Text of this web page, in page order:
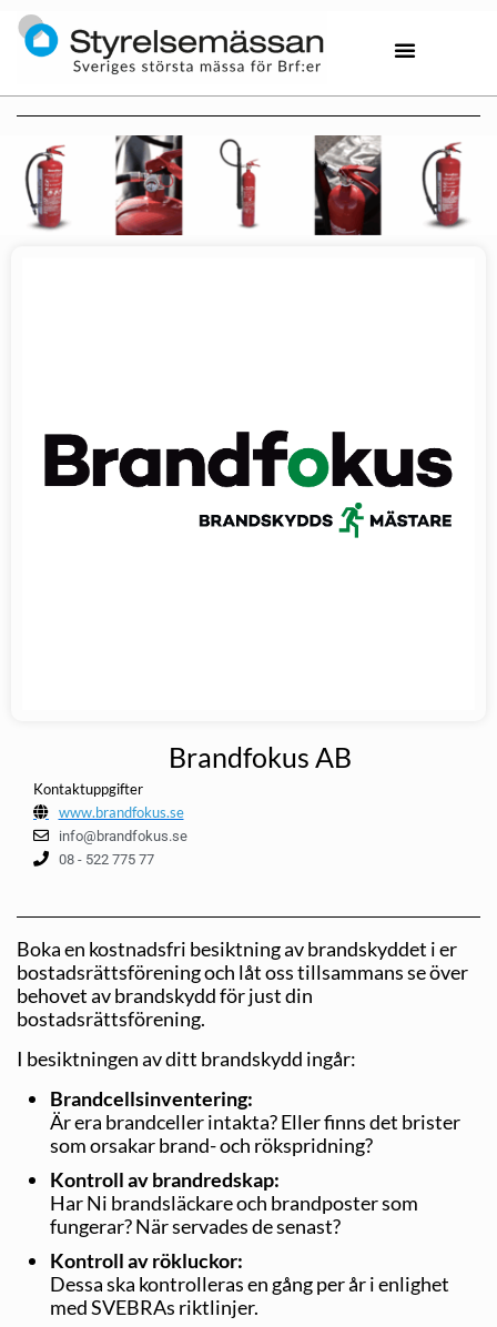
Brandfokus AB
Kontaktuppgifter
www.brandfokus.se
info@brandfokus.se
08 - 522 775 77
Boka en kostnadsfri besiktning av brandskyddet i er
bostadsrättsförening och låt oss tillsammans se över
behovet av brandskydd för just din
bostadsrättsförening.
I besiktningen av ditt brandskydd ingår:
Brandcellsinventering:
Är era brandceller intakta? Eller finns det brister
som orsakar brand- och rökspridning?
Kontroll av brandredskap:
Har Ni brandsläckare och brandposter som
fungerar? När servades de senast?
Kontroll av rökluckor:
Dessa ska kontrolleras en gång per år i enlighet
med SVEBRAs riktlinjer.